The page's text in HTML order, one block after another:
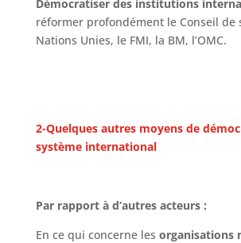
Démocratiser des institutions
réformer profondément le Conseil de
Nations Unies, le FMI, la BM, l’OMC.
2-Quelques autres moyens de
système international
Par rapport à d’autres acteurs :
En ce qui concerne les organisations